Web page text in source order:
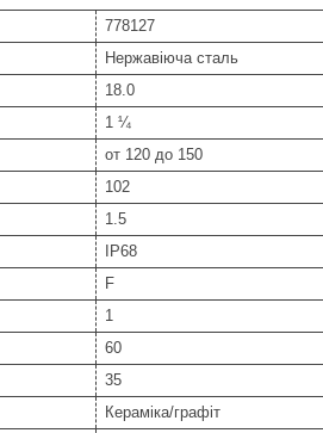
778127
Нержавіюча сталь
18.0
1 ¼
от 120 до 150
102
1.5
IP68
F
1
60
35
Кераміка/графіт